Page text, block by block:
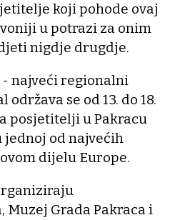
koji pohode ovaj
u potrazi za onim
nigdje drugdje.
najveći regionalni
se od 13. do 18.
posjetitelji u Pakracu
od najvećih
dijelu Europe.
Muzej Grada Pakraca i